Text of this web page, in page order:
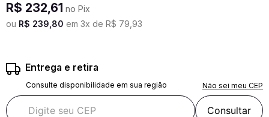
R$ 232,61 no Pix
ou R$ 239 80 em 3x de R$ 79 93
Entrega e retira
Consulte disponibilidade em sua região Não sei meu CEP
Consultar